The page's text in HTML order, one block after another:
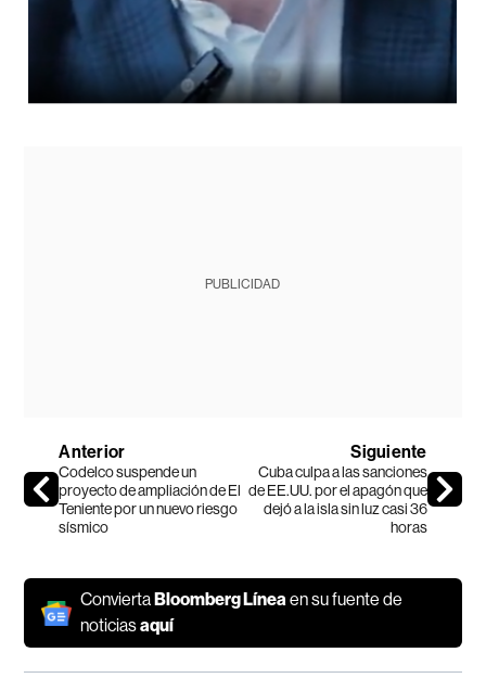
PUBLICIDAD
Anterior
Codelco suspende un
proyecto de ampliación de El
Teniente por un nuevo riesgo
sísmico
Siguiente
Cuba culpa a las sanciones
de EE.UU. por el apagón que
dejó a la isla sin luz casi 36
horas
Convierta Bloomberg Líneaen su fuente de
noticiasaquí